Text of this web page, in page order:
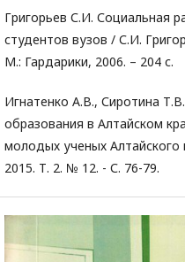
Григорьев С.И. Социальная
студентов вузов / С.И.
М.: Гардарики, 2006. – 204 с.
Игнатенко А.В., Сиротина
образования в Алтайском
молодых ученых Алтайского
2015. Т. 2. № 12. - С. 76-79.